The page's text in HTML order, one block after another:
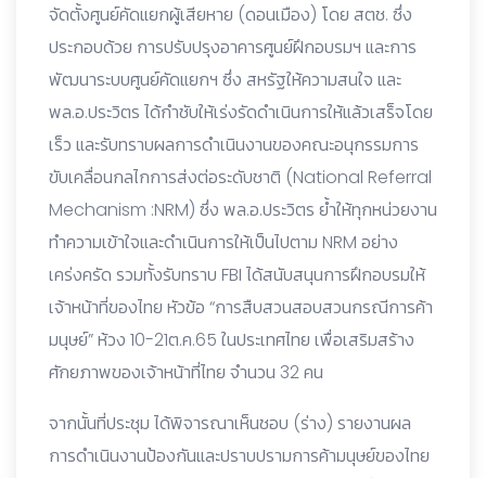
จัดตั้งศูนย์คัดแยกผู้เสียหาย (ดอนเมือง) โดย สตช. ซึ่ง
ประกอบด้วย การปรับปรุงอาคารศูนย์ฝึกอบรมฯ และการ
พัฒนาระบบศูนย์คัดแยกฯ ซึ่ง สหรัฐให้ความสนใจ และ
พล.อ.ประวิตร ได้กำชับให้เร่งรัดดำเนินการให้แล้วเสร็จโดย
เร็ว และรับทราบผลการดำเนินงานของคณะอนุกรรมการ
ขับเคลื่อนกลไกการส่งต่อระดับชาติ (National Referral
Mechanism :NRM) ซึ่ง พล.อ.ประวิตร ย้ำให้ทุกหน่วยงาน
ทำความเข้าใจและดำเนินการให้เป็นไปตาม NRM อย่าง
เคร่งครัด รวมทั้งรับทราบ FBI ได้สนับสนุนการฝึกอบรมให้
เจ้าหน้าที่ของไทย หัวข้อ “การสืบสวนสอบสวนกรณีการค้า
มนุษย์” ห้วง 10-21ต.ค.65 ในประเทศไทย เพื่อเสริมสร้าง
ศักยภาพของเจ้าหน้าที่ไทย จำนวน 32 คน
จากนั้นที่ประชุม ได้พิจารณาเห็นชอบ (ร่าง) รายงานผล
การดำเนินงานป้องกันและปราบปรามการค้ามนุษย์ของไทย